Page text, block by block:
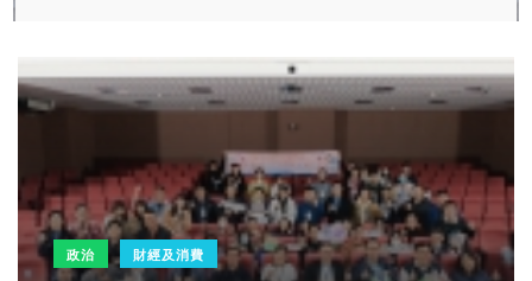
政治 財經及消費